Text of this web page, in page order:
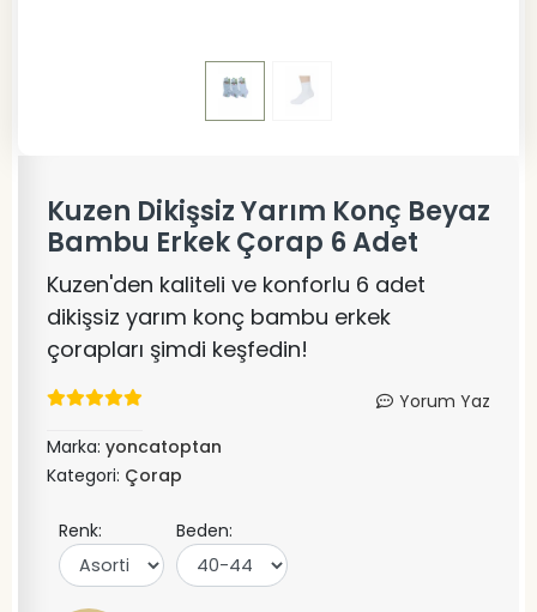
Kuzen Dikişsiz Yarım Konç Beyaz
Bambu Erkek Çorap 6 Adet
Kuzen'den kaliteli ve konforlu 6 adet
dikişsiz yarım konç bambu erkek
çorapları şimdi keşfedin!
Yorum Yaz
Marka: yoncatoptan
Kategori: Çorap
Renk: Beden: